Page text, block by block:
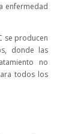
enfermedad
se producen
donde las
no
todos los